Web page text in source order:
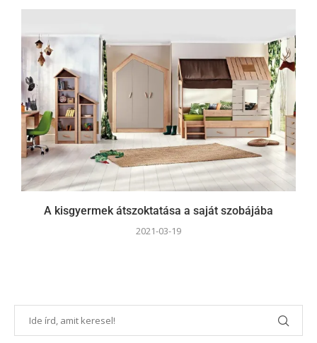
A kisgyermek átszoktatása a saját szobájába
2021-03-19